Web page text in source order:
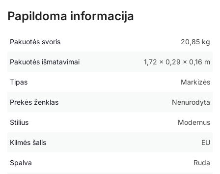
Papildoma informacija
Pakuotės svoris 20,85 kg
Pakuotės išmatavimai 1,72 × 0,29 × 0,16 m
Tipas Markizės
Prekės ženklas Nenurodyta
Stilius Modernus
Kilmės šalis EU
Spalva Ruda